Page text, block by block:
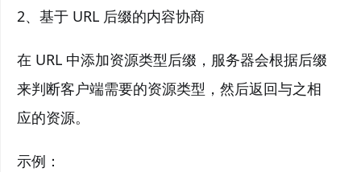
2、基于 URL 后缀的内容协商
在 URL 中添加资源类型后缀，服务器会根据后缀
来判断客户端需要的资源类型，然后返回与之相
应的资源。
示例：